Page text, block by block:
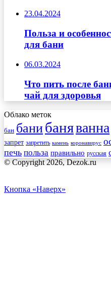
23.04.2024
Польза и
для бани
06.03.2024
Что пить после
чай для здоровья
Облако меток
бан банибаняванна
запрет запретить камень коронавирус
печь польза правильно русская
© Copyright 2026, Dezok.ru
Кнопка «Наверх»